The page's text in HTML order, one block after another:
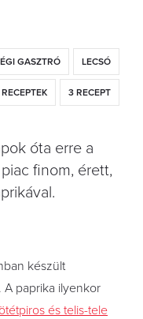
GASZTRÓ LECSÓ
3 RECEPT
óta erre a
finom, érett,
készült
A paprika ilyenkor
és telis-tele